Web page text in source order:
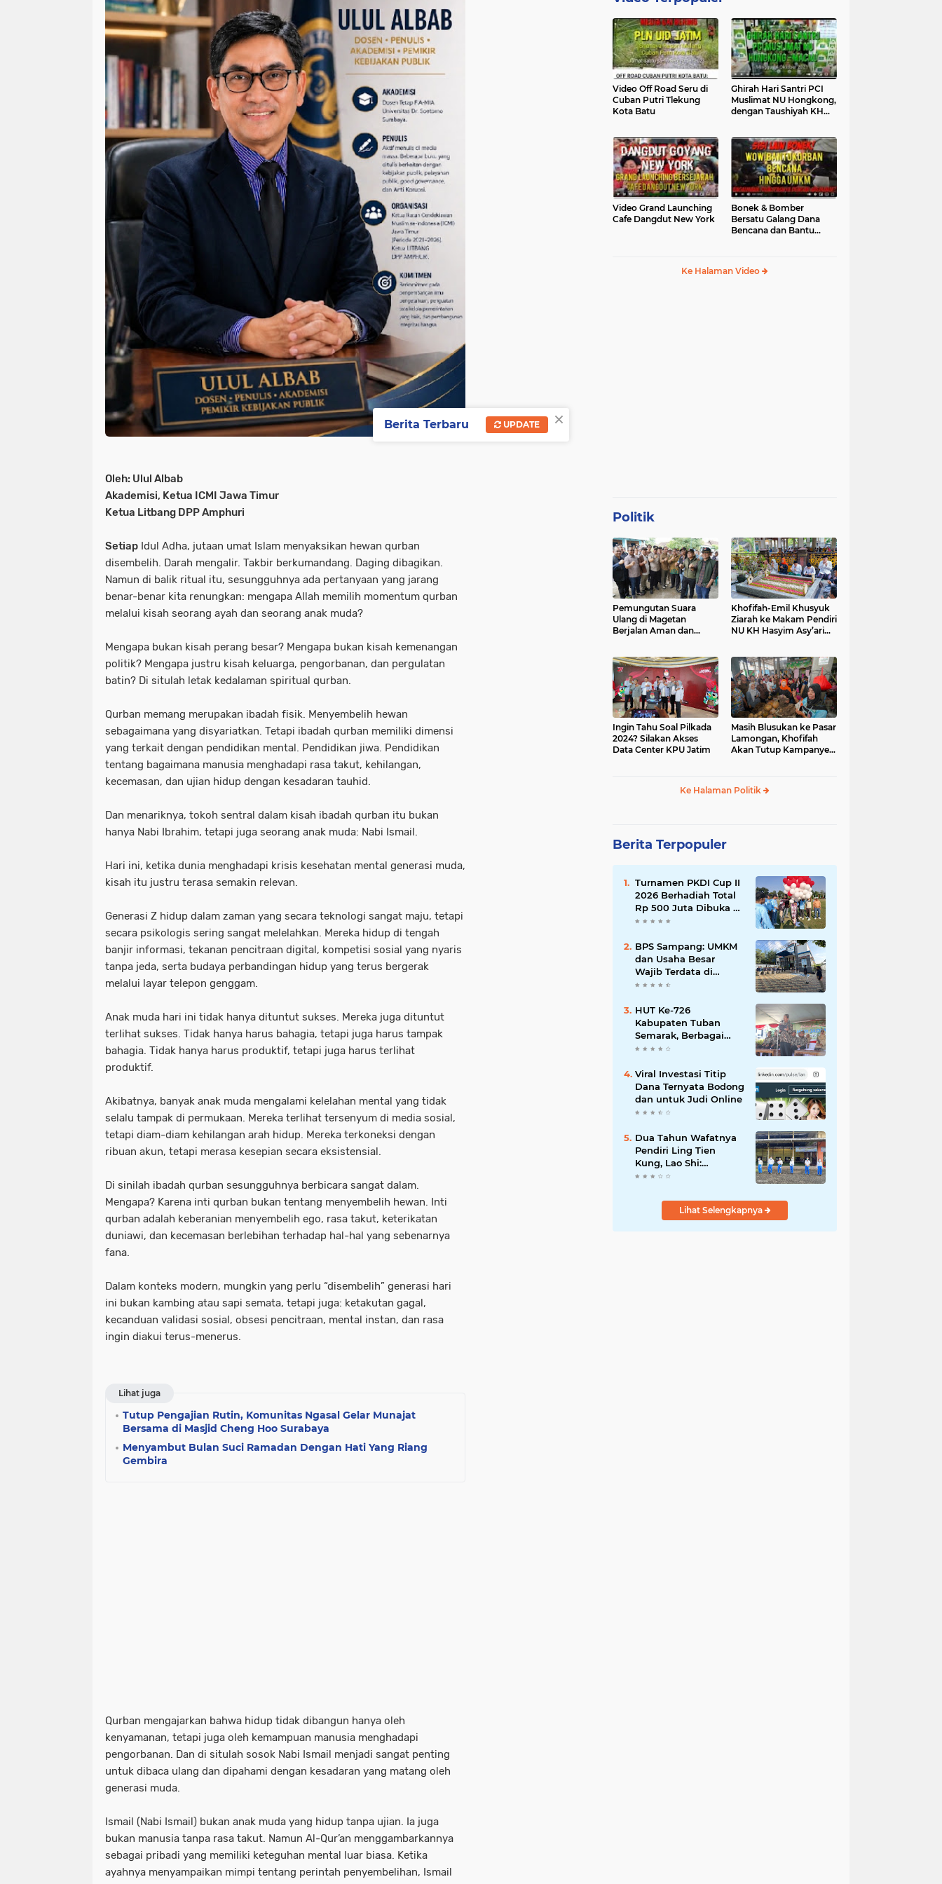
Oleh: Ulul Albab
Akademisi, Ketua ICMI Jawa Timur
Ketua Litbang DPP Amphuri
Setiap Idul Adha, jutaan umat Islam menyaksikan hewan qurban
disembelih. Darah mengalir. Takbir berkumandang. Daging dibagikan.
Namun di balik ritual itu, sesungguhnya ada pertanyaan yang jarang
benar-benar kita renungkan: mengapa Allah memilih momentum qurban
melalui kisah seorang ayah dan seorang anak muda?
Mengapa bukan kisah perang besar? Mengapa bukan kisah kemenangan
politik? Mengapa justru kisah keluarga, pengorbanan, dan pergulatan
batin? Di situlah letak kedalaman spiritual qurban.
Qurban memang merupakan ibadah fisik. Menyembelih hewan
sebagaimana yang disyariatkan. Tetapi ibadah qurban memiliki dimensi
yang terkait dengan pendidikan mental. Pendidikan jiwa. Pendidikan
tentang bagaimana manusia menghadapi rasa takut, kehilangan,
kecemasan, dan ujian hidup dengan kesadaran tauhid.
Dan menariknya, tokoh sentral dalam kisah ibadah qurban itu bukan
hanya Nabi Ibrahim, tetapi juga seorang anak muda: Nabi Ismail.
Hari ini, ketika dunia menghadapi krisis kesehatan mental generasi muda,
kisah itu justru terasa semakin relevan.
Generasi Z hidup dalam zaman yang secara teknologi sangat maju, tetapi
secara psikologis sering sangat melelahkan. Mereka hidup di tengah
banjir informasi, tekanan pencitraan digital, kompetisi sosial yang nyaris
tanpa jeda, serta budaya perbandingan hidup yang terus bergerak
melalui layar telepon genggam.
Anak muda hari ini tidak hanya dituntut sukses. Mereka juga dituntut
terlihat sukses. Tidak hanya harus bahagia, tetapi juga harus tampak
bahagia. Tidak hanya harus produktif, tetapi juga harus terlihat
produktif.
Akibatnya, banyak anak muda mengalami kelelahan mental yang tidak
selalu tampak di permukaan. Mereka terlihat tersenyum di media sosial,
tetapi diam-diam kehilangan arah hidup. Mereka terkoneksi dengan
ribuan akun, tetapi merasa kesepian secara eksistensial.
Di sinilah ibadah qurban sesungguhnya berbicara sangat dalam.
Mengapa? Karena inti qurban bukan tentang menyembelih hewan. Inti
qurban adalah keberanian menyembelih ego, rasa takut, keterikatan
duniawi, dan kecemasan berlebihan terhadap hal-hal yang sebenarnya
fana.
Dalam konteks modern, mungkin yang perlu “disembelih” generasi hari
ini bukan kambing atau sapi semata, tetapi juga: ketakutan gagal,
kecanduan validasi sosial, obsesi pencitraan, mental instan, dan rasa
ingin diakui terus-menerus.
Lihat juga
Tutup Pengajian Rutin, Komunitas Ngasal Gelar Munajat
Bersama di Masjid Cheng Hoo Surabaya
Menyambut Bulan Suci Ramadan Dengan Hati Yang Riang
Gembira
Qurban mengajarkan bahwa hidup tidak dibangun hanya oleh
kenyamanan, tetapi juga oleh kemampuan manusia menghadapi
pengorbanan. Dan di situlah sosok Nabi Ismail menjadi sangat penting
untuk dibaca ulang dan dipahami dengan kesadaran yang matang oleh
generasi muda.
Ismail (Nabi Ismail) bukan anak muda yang hidup tanpa ujian. Ia juga
bukan manusia tanpa rasa takut. Namun Al-Qur’an menggambarkannya
sebagai pribadi yang memiliki keteguhan mental luar biasa. Ketika
ayahnya menyampaikan mimpi tentang perintah penyembelihan, Ismail
Video Off Road Seru di
Cuban Putri Tlekung
Kota Batu
Ghirah Hari Santri PCI
Muslimat NU Hongkong,
dengan Taushiyah KH
Video Grand Launching
Cafe Dangdut New York
Bonek & Bomber
Bersatu Galang Dana
Bencana dan Bantu
Ke Halaman Video
Politik
Pemungutan Suara
Ulang di Magetan
Berjalan Aman dan
Khofifah-Emil Khusyuk
Ziarah ke Makam Pendiri
NU KH Hasyim Asy’ari
Ingin Tahu Soal Pilkada
2024? Silakan Akses
Data Center KPU Jatim
Masih Blusukan ke Pasar
Lamongan, Khofifah
Akan Tutup Kampanye
Ke Halaman Politik
Berita Terpopuler
Turnamen PKDI Cup II
2026 Berhadiah Total
Rp 500 Juta Dibuka di
Jombang, Ketua PKDI
Mahdi: Ajang
Silaturrahmi dan
Media Komunikasi
Antar-Kades untuk
BPS Sampang: UMKM
dan Usaha Besar
Wajib Terdata di
Sensus Ekonomi 2026,
Sasaran
HUT Ke-726
Kabupaten Tuban
Semarak, Berbagai
Prestasinya Pun
Viral Investasi Titip
Dana Ternyata Bodong
dan untuk Judi Online
Dua Tahun Wafatnya
Pendiri Ling Tien
Kung, Lao Shi:
Amanah Harus Kita
Lihat Selengkapnya
×
Berita Terbaru UPDATE